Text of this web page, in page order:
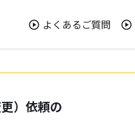
よくあるご質問
）依頼の